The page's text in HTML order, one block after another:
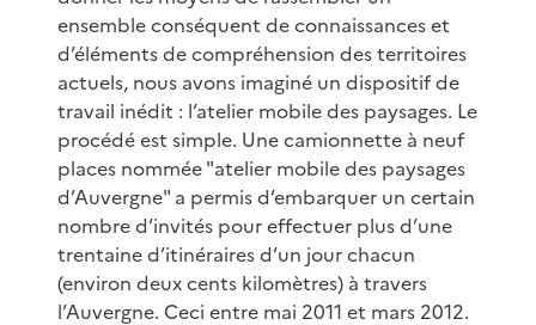
ensemble conséquent de connaissances et
d’éléments de compréhension des territoires
actuels, nous avons imaginé un dispositif de
travail inédit : l’atelier mobile des paysages. Le
procédé est simple. Une camionnette à neuf
places nommée "atelier mobile des paysages
d’Auvergne" a permis d’embarquer un certain
nombre d’invités pour effectuer plus d’une
trentaine d’itinéraires d’un jour chacun
(environ deux cents kilomètres) à travers
l’Auvergne. Ceci entre mai 2011 et mars 2012.